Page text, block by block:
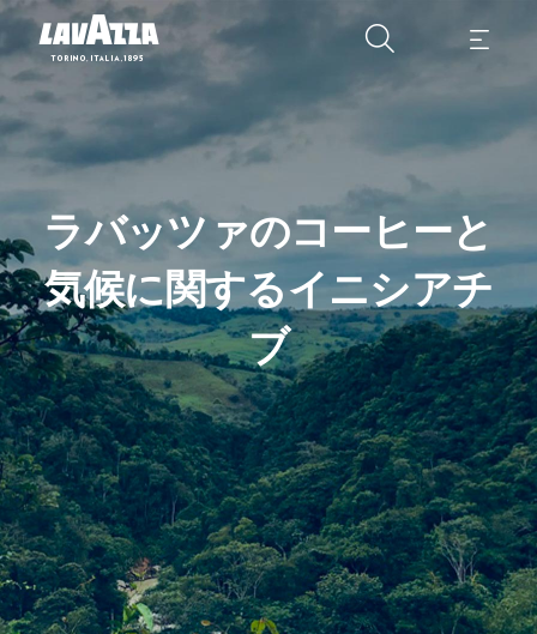
ラバッツァのコーヒーと
気候に関するイニシアチ
ブ